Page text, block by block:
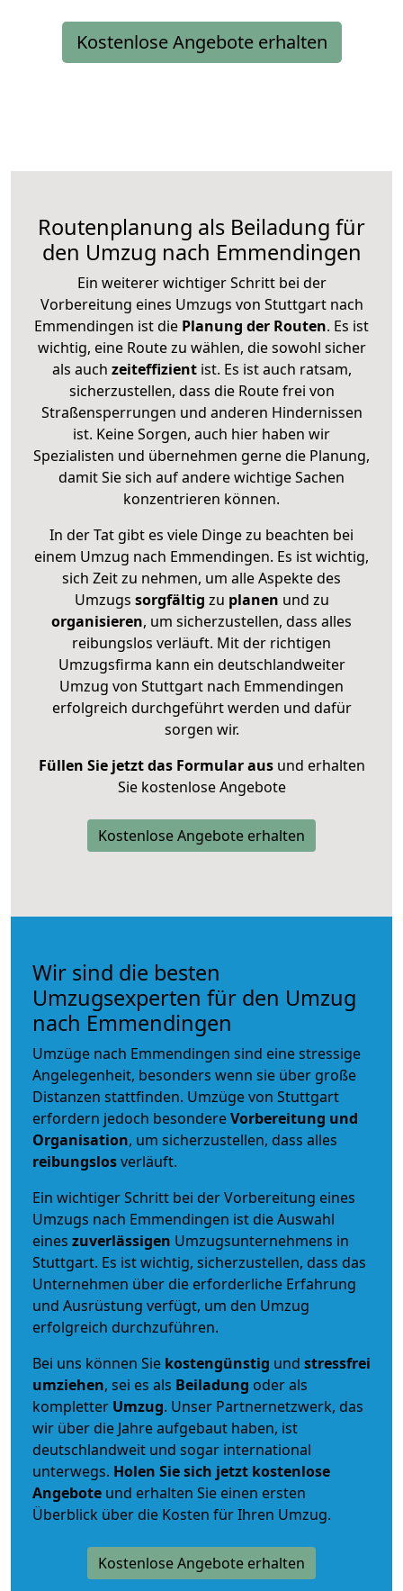
Kostenlose Angebote erhalten
Routenplanung als Beiladung für
den Umzug nach Emmendingen
Ein weiterer wichtiger Schritt bei der
Vorbereitung eines Umzugs von Stuttgart nach
Emmendingen ist die Planung der Routen. Es ist
wichtig, eine Route zu wählen, die sowohl sicher
als auch zeiteffizientist. Es ist auch ratsam,
sicherzustellen, dass die Route frei von
Straßensperrungen und anderen Hindernissen
ist. Keine Sorgen, auch hier haben wir
Spezialisten und übernehmen gerne die Planung,
damit Sie sich auf andere wichtige Sachen
konzentrieren können.
In der Tat gibt es viele Dinge zu beachten bei
einem Umzug nach Emmendingen. Es ist wichtig,
sich Zeit zu nehmen, um alle Aspekte des
Umzugs sorgfältig zu planen und zu
organisieren, um sicherzustellen, dass alles
reibungslos verläuft. Mit der richtigen
Umzugsfirma kann ein deutschlandweiter
Umzug von Stuttgart nach Emmendingen
erfolgreich durchgeführt werden und dafür
sorgen wir.
Füllen Sie jetzt das Formular ausund erhalten
Sie kostenlose Angebote
Kostenlose Angebote erhalten
Wir sind die besten
Umzugsexperten für den Umzug
nach Emmendingen
Umzüge nach Emmendingen sind eine stressige
Angelegenheit, besonders wenn sie über große
Distanzen stattfinden. Umzüge von Stuttgart
erfordern jedoch besondereVorbereitung und
Organisation, um sicherzustellen, dass alles
reibungslosverläuft.
Ein wichtiger Schritt bei der Vorbereitung eines
Umzugs nach Emmendingen ist die Auswahl
eines zuverlässigen Umzugsunternehmens in
Stuttgart. Es ist wichtig, sicherzustellen, dass das
Unternehmen über die erforderliche Erfahrung
und Ausrüstung verfügt, um den Umzug
erfolgreich durchzuführen.
Bei uns können Sie kostengünstig und stressfrei
umziehen, sei es als Beiladung oder als
kompletter Umzug. Unser Partnernetzwerk, das
wir über die Jahre aufgebaut haben, ist
deutschlandweit und sogar international
unterwegs. Holen Sie sich jetzt kostenlose
Angebote und erhalten Sie einen ersten
Überblick über die Kosten für Ihren Umzug.
Kostenlose Angebote erhalten